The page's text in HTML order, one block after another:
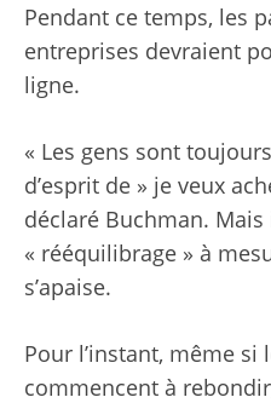
Pendant ce temps, les
entreprises devraient
ligne.
« Les gens sont
d’esprit de » je veux
déclaré Buchman. Mais
« rééquilibrage » à
s’apaise.
Pour l’instant, même si
commencent à